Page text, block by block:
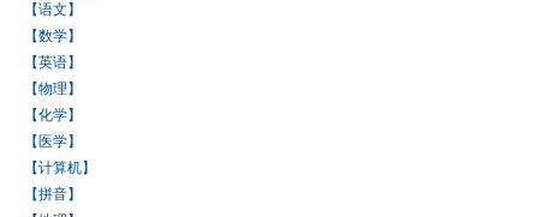
【语文】
【数学】
【英语】
【物理】
【化学】
【医学】
【计算机】
【拼音】